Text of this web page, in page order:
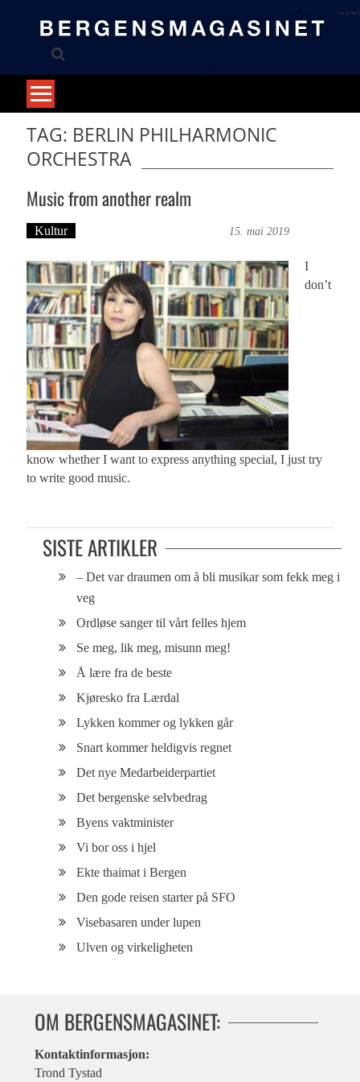
TAG: BERLIN PHILHARMONIC
ORCHESTRA
Music from another realm
Kultur 15. mai 2019
I
don’t
know whether I want to express anything special, I just try
to write good music.
SISTE ARTIKLER
– Det var draumen om å bli musikar som fekk meg i
veg
Ordløse sanger til vårt felles hjem
Se meg, lik meg, misunn meg!
Å lære fra de beste
Kjøresko fra Lærdal
Lykken kommer og lykken går
Snart kommer heldigvis regnet
Det nye Medarbeiderpartiet
Det bergenske selvbedrag
Byens vaktminister
Vi bor oss i hjel
Ekte thaimat i Bergen
Den gode reisen starter på SFO
Visebasaren under lupen
Ulven og virkeligheten
OM BERGENSMAGASINET:
Kontaktinformasjon:
Trond Tystad